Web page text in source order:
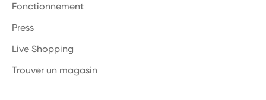
Fonctionnement
Press
Live Shopping
Trouver un magasin